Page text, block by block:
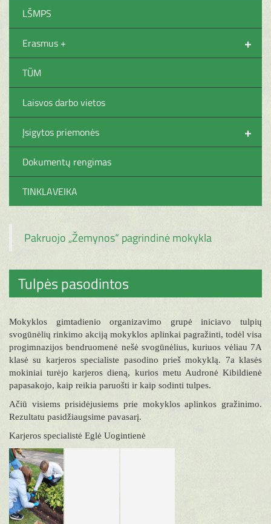
LŠMPS
+
Erasmus +
TŪM
Laisvos darbo vietos
+
Įsigytos priemonės
Dokumentų rengimas
TINKLAVEIKA
Pakruojo „Žemynos“ pagrindinė mokykla
Tulpės pasodintos
Mokyklos gimtadienio organizavimo grupė iniciavo tulpių
svogūnėlių rinkimo akciją mokyklos aplinkai pagražinti, todėl visa
progimnazijos bendruomenė nešė svogūnėlius, kuriuos vėliau 7A
klasė su karjeros specialiste pasodino prieš mokyklą. 7a klasės
mokiniai turėjo karjeros dieną, kurios metu Audronė Kibildienė
papasakojo, kaip reikia paruošti ir kaip sodinti tulpes.
Ačiū visiems prisidėjusiems prie mokyklos aplinkos gražinimo.
Rezultatu pasidžiaugsime pavasarį.
Karjeros specialistė Eglė Uogintienė